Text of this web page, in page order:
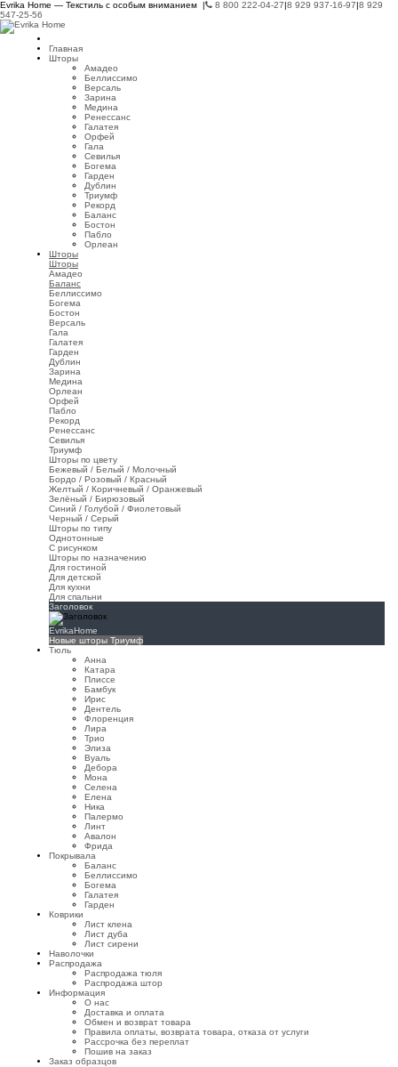
Evrika Home — Текстиль с особым вниманием | 8 800 222-04-27|8 929 937-16-97|8 929
547-25-56
Главная
Шторы
Амадео
Беллиссимо
Версаль
Зарина
Медина
Ренессанс
Галатея
Орфей
Гала
Севилья
Богема
Гарден
Дублин
Триумф
Рекорд
Баланс
Бостон
Пабло
Орлеан
Шторы
Шторы
Амадео
Баланс
Беллиссимо
Богема
Бостон
Версаль
Гала
Галатея
Гарден
Дублин
Зарина
Медина
Орлеан
Орфей
Пабло
Рекорд
Ренессанс
Севилья
Триумф
Шторы по цвету
Бежевый / Белый / Молочный
Бордо / Розовый / Красный
Желтый / Коричневый / Оранжевый
Зелёный / Бирюзовый
Синий / Голубой / Фиолетовый
Черный / Серый
Шторы по типу
Однотонные
С рисунком
Шторы по назначению
Для гостиной
Для детской
Для кухни
Для спальни
Заголовок
EvrikaHome
Новые шторы Триумф
Тюль
Анна
Катара
Плиссе
Бамбук
Ирис
Дентель
Флоренция
Лира
Трио
Элиза
Вуаль
Дебора
Мона
Селена
Елена
Ника
Палермо
Линт
Авалон
Фрида
Покрывала
Баланс
Беллиссимо
Богема
Галатея
Гарден
Коврики
Лист клена
Лист дуба
Лист сирени
Наволочки
Распродажа
Распродажа тюля
Распродажа штор
Информация
О нас
Доставка и оплата
Обмен и возврат товара
Правила оплаты, возврата товара, отказа от услуги
Рассрочка без переплат
Пошив на заказ
Заказ образцов